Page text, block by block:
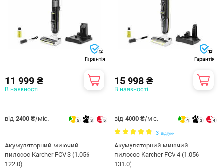
12
Гарантія
11 999 ₴
В наявності
від 2400 ₴/міс. 5 3 5
Акумуляторний миючий
пилосос Karcher FCV 3 (1.056-
122.0)
12
Гарантія
15 998 ₴
В наявності
від 4000 ₴/міс. 4 3 4
3 Відгуки
Акумуляторний миючий
пилосос Karcher FCV 4 (1.056-
131.0)